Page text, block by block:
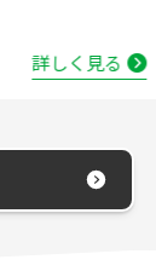
詳しく見る